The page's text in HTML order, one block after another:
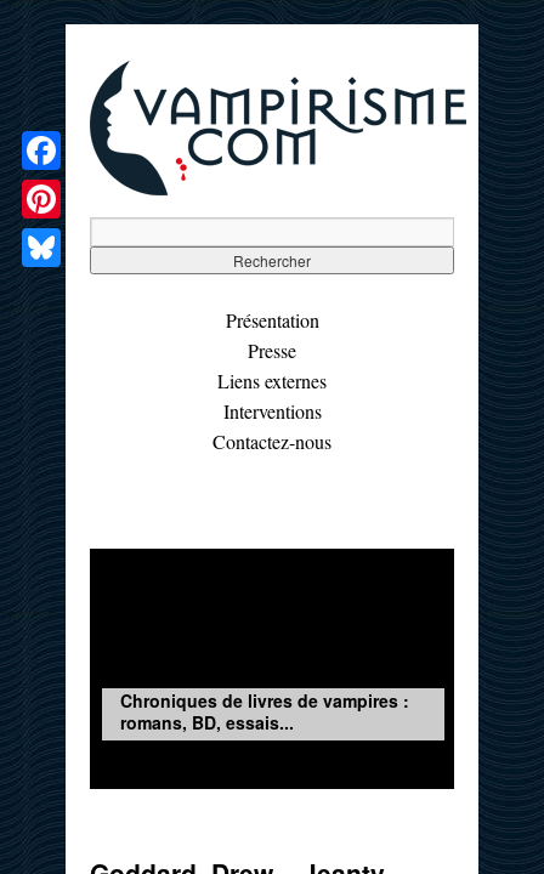
Présentation
Presse
Liens externes
Interventions
Contactez-nous
Chroniques de livres de vampires :
romans, BD, essais...
Facebook
Pinterest
Bluesky